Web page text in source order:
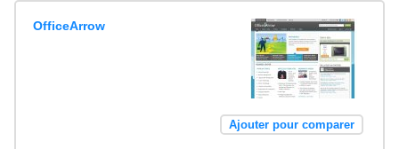
OfficeArrow
Ajouter pour comparer